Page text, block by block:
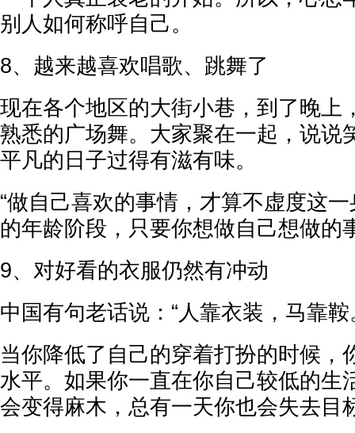
别人如何称呼自己。
8、越来越喜欢唱歌、跳舞了
现在各个地区的大街小巷，到了晚上
熟悉的广场舞。大家聚在一起，说说
平凡的日子过得有滋有味。
“做自己喜欢的事情，才算不虚度这
的年龄阶段，只要你想做自己想做的
9、对好看的衣服仍然有冲动
中国有句老话说：“人靠衣装，马靠鞍
当你降低了自己的穿着打扮的时候，
水平。如果你一直在你自己较低的生
会变得麻木，总有一天你也会失去目